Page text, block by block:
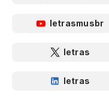
letrasmusbr
letras
letras